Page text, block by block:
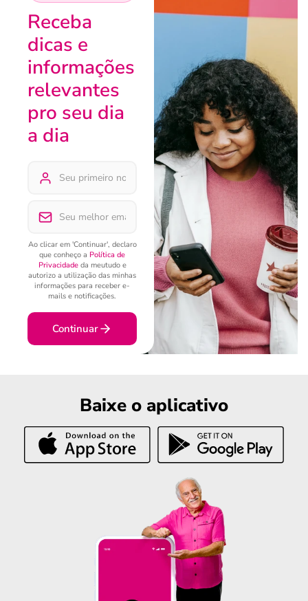
Receba
dicas e
informações
relevantes
pro seu dia
a dia
Ao clicar em 'Continuar', declaro
que conheço a Política de
Privacidadeda meutudo e
autorizo a utilização das minhas
informações para receber e-
mails e notificações.
Continuar
Baixe o aplicativo